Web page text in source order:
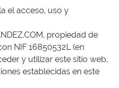
el acceso, uso y
propiedad de
NIF 16850532L (en
y utilizar este sitio web,
establecidas en este